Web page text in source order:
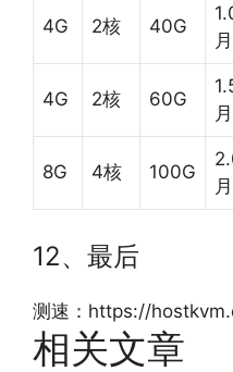
4G 2核 40G
月
4G 2核 60G
月
8G 4核 100G
月
12、最后
测速：https://
相关文章